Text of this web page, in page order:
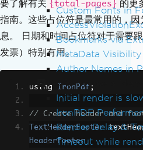
Custom Fonts in
Bookmarks via
MetaData Visibility
Author Names in
Performance &
Initial render is
IronPDF
Render Delay &
Timeout while
要了解有关 {total-pages} 的更
指南。这些占位符是最常用的，
息。 日期和时间占位符对于需要
发票）特别有用。
using IronPdf ;
// Create header and
TextHeaderFooter
HeaderFooter